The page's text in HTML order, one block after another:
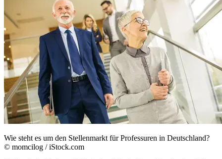
Wie steht es um den Stellenmarkt für Professuren in Deutschland?
© momcilog / iStock.com